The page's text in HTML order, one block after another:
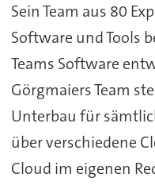
Sein Team aus 80
Software und Tools
Teams Software
Görgmaiers Team
Unterbau für
über verschiedene
Cloud im eigenen